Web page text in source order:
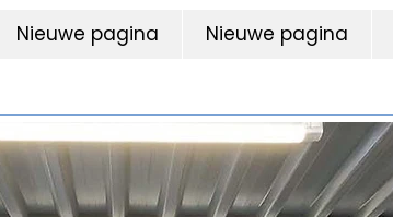
Nieuwe pagina Nieuwe pagina